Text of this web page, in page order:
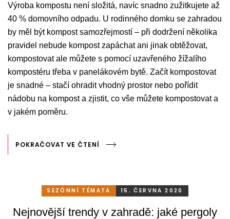
Výroba kompostu není složitá, navíc snadno zužitkujete až
40 % domovního odpadu. U rodinného domku se zahradou
by měl být kompost samozřejmostí – při dodržení několika
pravidel nebude kompost zapáchat ani jinak obtěžovat,
kompostovat ale můžete s pomocí uzavřeného žížalího
kompostéru třeba v panelákovém bytě. Začít kompostovat
je snadné – stačí ohradit vhodný prostor nebo pořídit
nádobu na kompost a zjistit, co vše můžete kompostovat a
v jakém poměru.
POKRAČOVAT VE ČTENÍ
SEZÓNNÍ TÉMATA 15. ČERVNA 2020
Nejnovější trendy v zahradě: jaké pergoly